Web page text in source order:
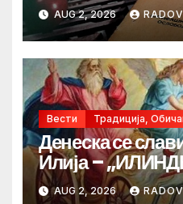
AUG 2, 2026
Вести Традиција,
Денеска се
Илија –
AUG 2, 2026